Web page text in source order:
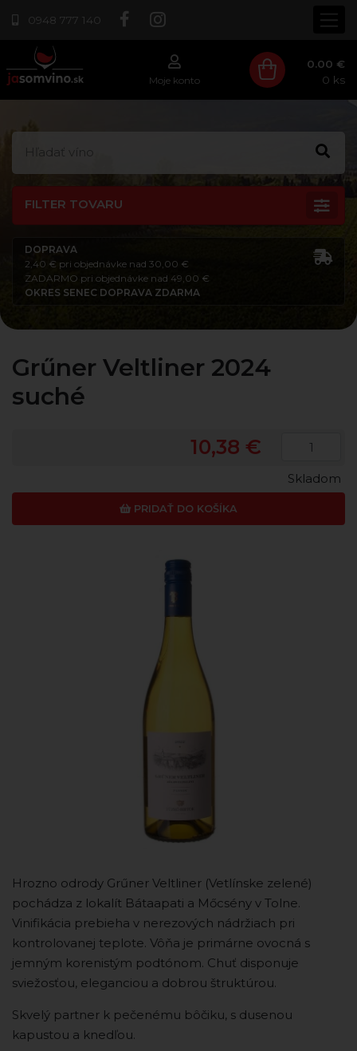
0948 777 140
Moje konto
0.00 €
0 ks
FILTER TOVARU
DOPRAVA
2,40 € pri objednávke nad 30,00 €
ZADARMO pri objednávke nad 49,00 €
OKRES SENEC DOPRAVA ZDARMA
Grűner Veltliner 2024
suché
10,38 €
PRIDAŤ DO KOŠÍKA
Skladom
Hrozno odrody Grűner Veltliner (Vetlínske zelené)
pochádza z lokalít Bátaapati a Mőcsény v Tolne.
Vinifikácia prebieha v nerezových nádržiach pri
kontrolovanej teplote. Vôňa je primárne ovocná s
jemným korenistým podtónom. Chuť disponuje
sviežosťou, eleganciou a dobrou štruktúrou.
Skvelý partner k pečenému bôčiku, s dusenou
kapustou a knedľou.